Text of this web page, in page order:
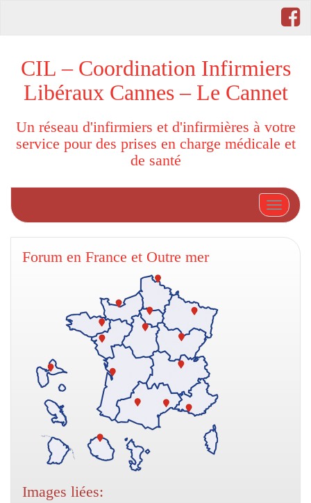
CIL – Coordination Infirmiers
Libéraux Cannes – Le Cannet
Un réseau d'infirmiers et d'infirmières à votre
service pour des prises en charge médicale et
de santé
Forum en France et Outre mer
Images liées: